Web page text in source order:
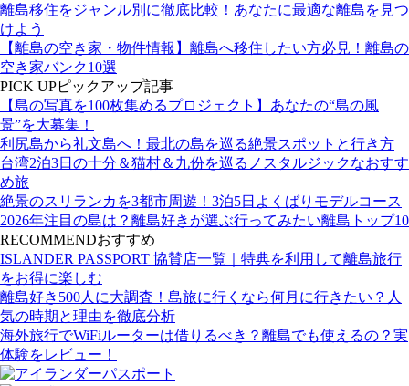
離島移住をジャンル別に徹底比較！あなたに最適な離島を見つ
けよう
【離島の空き家・物件情報】離島へ移住したい方必見！離島の
空き家バンク10選
PICK UPピックアップ記事
【島の写真を100枚集めるプロジェクト】あなたの“島の風
景”を大募集！
利尻島から礼文島へ！最北の島を巡る絶景スポットと行き方
台湾2泊3日の十分＆猫村＆九份を巡るノスタルジックなおすす
め旅
絶景のスリランカを3都市周遊！3泊5日よくばりモデルコース
2026年注目の島は？離島好きが選ぶ行ってみたい離島トップ10
RECOMMENDおすすめ
ISLANDER PASSPORT 協賛店一覧｜特典を利用して離島旅行
をお得に楽しむ
離島好き500人に大調査！島旅に行くなら何月に行きたい？人
気の時期と理由を徹底分析
海外旅行でWiFiルーターは借りるべき？離島でも使えるの？実
体験をレビュー！